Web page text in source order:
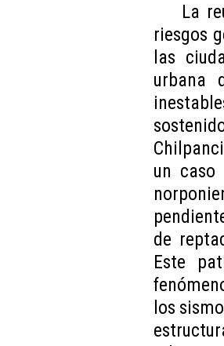
La
riesgos
las
urbana
un caso
de
Este
los